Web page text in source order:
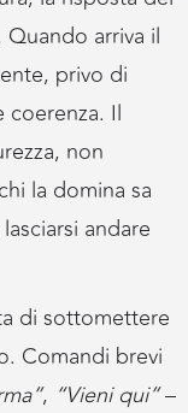
arriva il
privo di
coerenza. Il
non
la domina sa
andare
di sottomettere
Comandi brevi
, “Vieni qui”–